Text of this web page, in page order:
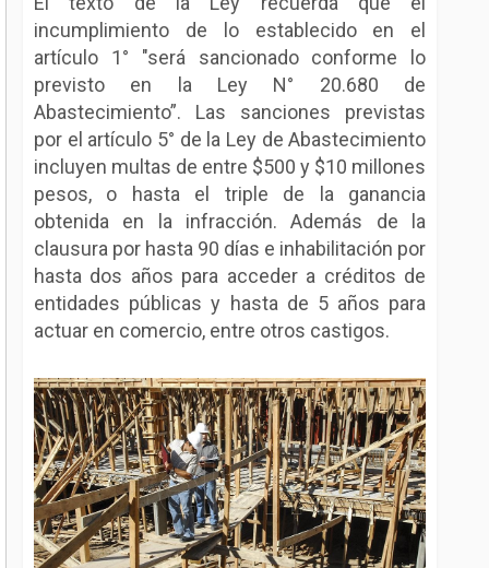
incumplimiento de lo establecido en el
artículo 1° "será sancionado conforme lo
previsto en la Ley N° 20.680 de
Abastecimiento”. Las sanciones previstas
por el artículo 5° de la Ley de Abastecimiento
incluyen multas de entre $500 y $10 millones
pesos, o hasta el triple de la ganancia
obtenida en la infracción. Además de la
clausura por hasta 90 días e inhabilitación por
hasta dos años para acceder a créditos de
entidades públicas y hasta de 5 años para
actuar en comercio, entre otros castigos.